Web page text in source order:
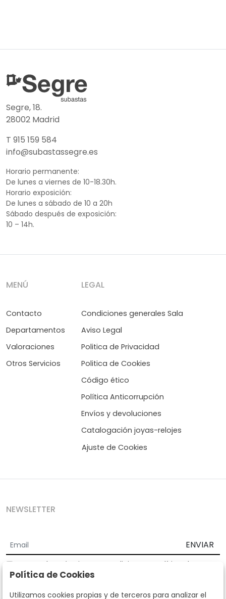
Segre, 18.
28002 Madrid
T 915 159 584
info@subastassegre.es
Horario permanente:
De lunes a viernes de 10-18.30h.
Horario exposición:
De lunes a sábado de 10 a 20h
Sábado después de exposición:
10 – 14h.
MENÚ
Contacto
Departamentos
Valoraciones
Otros Servicios
LEGAL
Condiciones generales Sala
Aviso Legal
Politica de Privacidad
Politica de Cookies
Código ético
Política Anticorrupción
Envíos y devoluciones
Catalogación joyas-relojes
Ajuste de Cookies
NEWSLETTER
ENVIAR
Acepto los Términos y Condiciones
Política de
privacidad
Según la LOPD y disposiciones de desarrollo, informamos que sus
Política de Cookies
Utilizamos cookies propias y de terceros para analizar el